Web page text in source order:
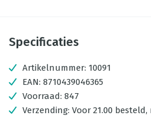
Specificaties
Artikelnummer: 10091
EAN: 8710439046365
Voorraad: 847
Verzending: Voor 21.00